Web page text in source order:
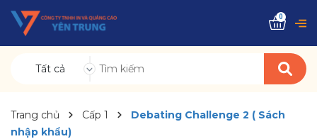
Tất cả
0
Trang chủ Cấp 1
Debating Challenge 2 ( Sách
nhập khẩu)